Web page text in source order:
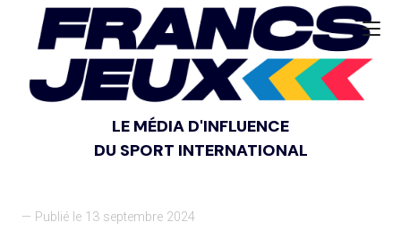
LE MÉDIA D'INFLUENCE
DU SPORT INTERNATIONAL
— Publié le 13 septembre 2024